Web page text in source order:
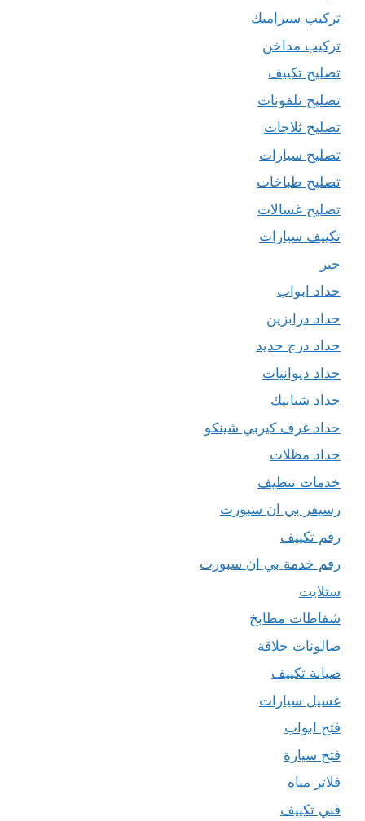
تركيب سيراميك
تركيب مداخن
تصليح تكييف
تصليح تلفونات
تصليح ثلاجات
تصليح سيارات
تصليح طباخات
تصليح غسالات
تكييف سيارات
حبر
حداد ابواب
حداد درابزين
حداد درج حديد
حداد ديوانيات
حداد شبابيك
حداد غرف كيربي شينكو
حداد مظلات
خدمات تنظيف
رسيفر بي ان سبورت
رقم تكييف
رقم خدمة بي ان سبورت
ستلايت
شفاطات مطابخ
صالونات حلاقة
صيانة تكييف
غسيل سيارات
فتح ابواب
فتح سيارة
فلاتر مياه
فني تكييف